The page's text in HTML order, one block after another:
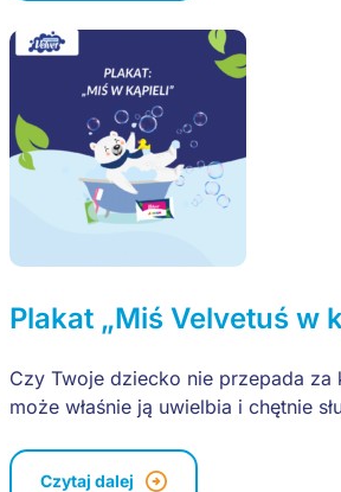
Plakat „Miś Velvetuś w
Czy Twoje dziecko nie przepada za
może właśnie ją uwielbia i chętnie
Czytaj dalej